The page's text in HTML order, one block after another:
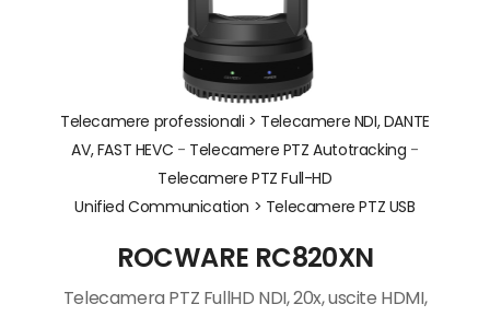
Telecamere professionali > Telecamere NDI, DANTE
AV, FAST HEVC - Telecamere PTZ Autotracking -
Telecamere PTZ Full-HD
Unified Communication > Telecamere PTZ USB
ROCWARE RC820XN
Telecamera PTZ FullHD NDI, 20x, uscite HDMI,